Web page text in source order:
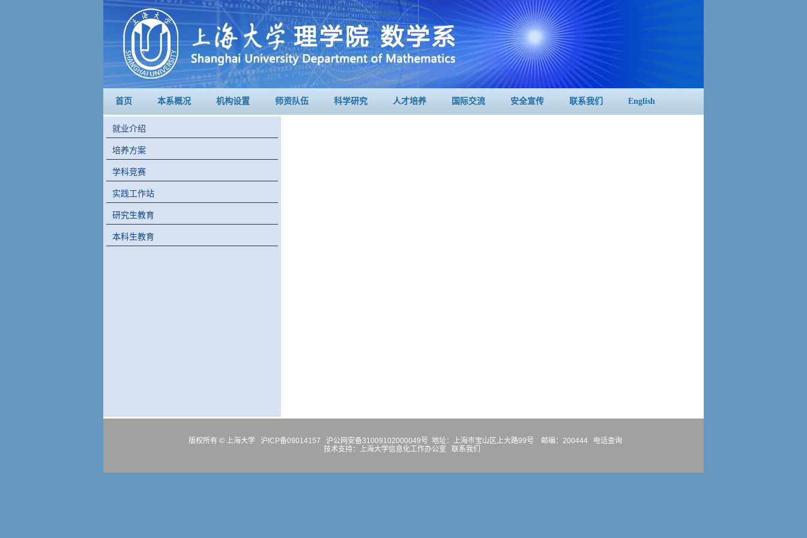
首页 本系概况 机构设置 师资队伍 科学研究 人才培养 国际交流 安全宣传 联系我们 English
就业介绍
培养方案
学科竞赛
实践工作站
研究生教育
本科生教育
版权所有 © 上海大学 沪ICP备09014157 沪公网安备31009102000049号 地址：上海市宝山区上大路99号 邮编：200444 电话查询
技术支持： 上海大学信息化工作办公室 联系我们